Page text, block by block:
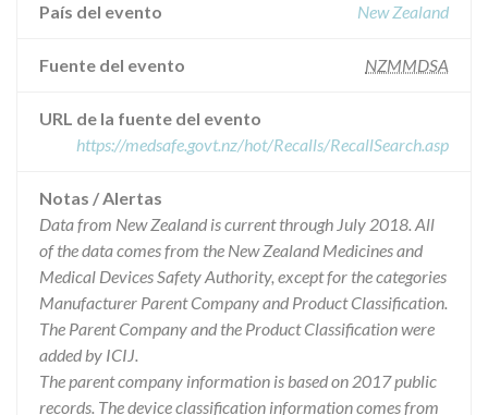
País del evento New Zealand
Fuente del evento NZMMDSA
URL de la fuente del evento
https://medsafe.govt.nz/hot/Recalls/RecallSearch.asp
Notas / Alertas
Data from New Zealand is current through July 2018. All
of the data comes from the New Zealand Medicines and
Medical Devices Safety Authority, except for the categories
Manufacturer Parent Company and Product Classification.
The Parent Company and the Product Classification were
added by ICIJ.
The parent company information is based on 2017 public
records. The device classification information comes from